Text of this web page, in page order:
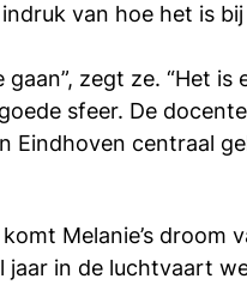
van hoe het is
zegt ze. “Het is
sfeer. De
Eindhoven centraal
Melanie’s droom
in de luchtvaart